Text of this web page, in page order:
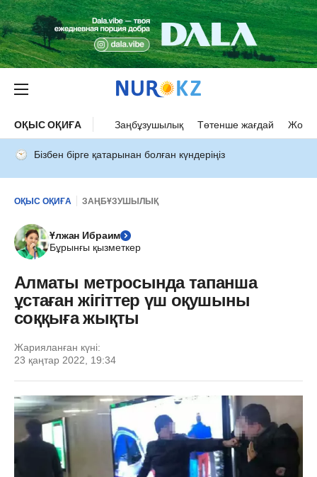
ОҚЫС ОҚИҒА Заңбұзушылық Төтенше жағдай Жол
Бізбен бірге қатарынан болған күндеріңіз
ОҚЫС ОҚИҒА ЗАҢБҰЗУШЫЛЫҚ
Ұлжан Ибраим
Бұрынғы қызметкер
Алматы метросында тапанша
ұстаған жігіттер үш оқушыны
соққыға жықты
Жарияланған күні:
23 қаңтар 2022, 19:34